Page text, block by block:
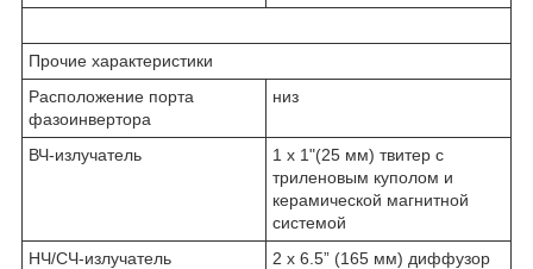
Прочие характеристики
Расположение порта
фазоинвертора
низ
ВЧ-излучатель
1 х 1"(25 мм) твитер с
триленовым куполом и
керамической магнитной
системой
НЧ/СЧ-излучатель
2 х 6.5” (165 мм) диффузор